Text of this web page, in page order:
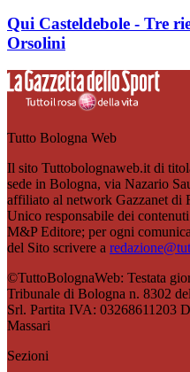
Qui Casteldebole - Tre
Orsolini
Tutto Bologna Web
Il sito Tuttobolognaweb.it di
sede in Bologna, via Nazario
affiliato al network Gazzanet di
Unico responsabile dei
M&P Editore; per ogni
del Sito scrivere a
©TuttoBolognaWeb: Testata
Tribunale di Bologna n. 8302
Srl. Partita IVA: 03268611203
Massari
Sezioni